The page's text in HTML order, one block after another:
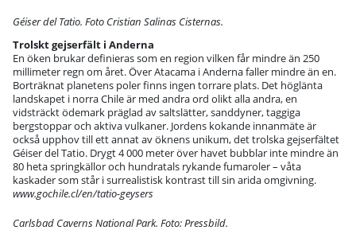
Géiser del Tatio. Foto Cristian Salinas Cisternas.
Trolskt gejserfält i Anderna
En öken brukar definieras som en region vilken får mindre än 250
millimeter regn om året. Över Atacama i Anderna faller mindre än en.
Borträknat planetens poler finns ingen torrare plats. Det höglänta
landskapet i norra Chile är med andra ord olikt alla andra, en
vidsträckt ödemark präglad av saltslätter, sanddyner, taggiga
bergstoppar och aktiva vulkaner. Jordens kokande innanmäte är
också upphov till ett annat av öknens unikum, det trolska gejserfältet
Géiser del Tatio. Drygt 4 000 meter över havet bubblar inte mindre än
80 heta springkällor och hundratals rykande fumaroler – våta
kaskader som står i surrealistisk kontrast till sin arida omgivning.
www.gochile.cl/en/tatio-geysers
Carlsbad Caverns National Park. Foto: Pressbild.